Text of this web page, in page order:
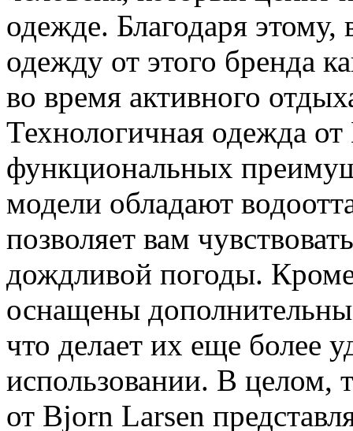
одежде. Благодаря
одежду от этого бренда
во время активного
Технологичная одежда
функциональных
модели обладают
позволяет вам
дождливой погоды.
оснащены
что делает их еще более
использовании. В целом,
от Bjorn Larsen